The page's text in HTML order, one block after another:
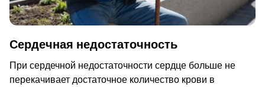
Сердечная недостаточность
При сердечной недостаточности сердце больше не
перекачивает достаточное количество крови в